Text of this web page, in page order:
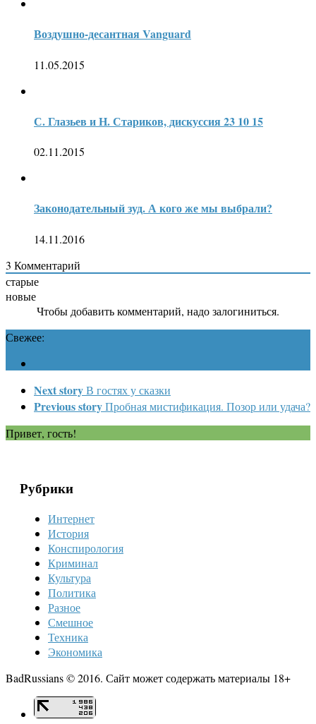
Воздушно-десантная Vanguard
11.05.2015
С. Глазьев и Н. Стариков, дискуссия 23 10 15
02.11.2015
Законодательный зуд. А кого же мы выбрали?
14.11.2016
3 Комментарий
старые
новые
Чтобы добавить комментарий, надо залогиниться.
Свежее:
Next storyВ гостях у сказки
Previous storyПробная мистификация. Позор или удача?
Привет, гость!
Рубрики
Интернет
История
Конспирология
Криминал
Культура
Политика
Разное
Смешное
Техника
Экономика
BadRussians © 2016. Сайт может содержать материалы 18+